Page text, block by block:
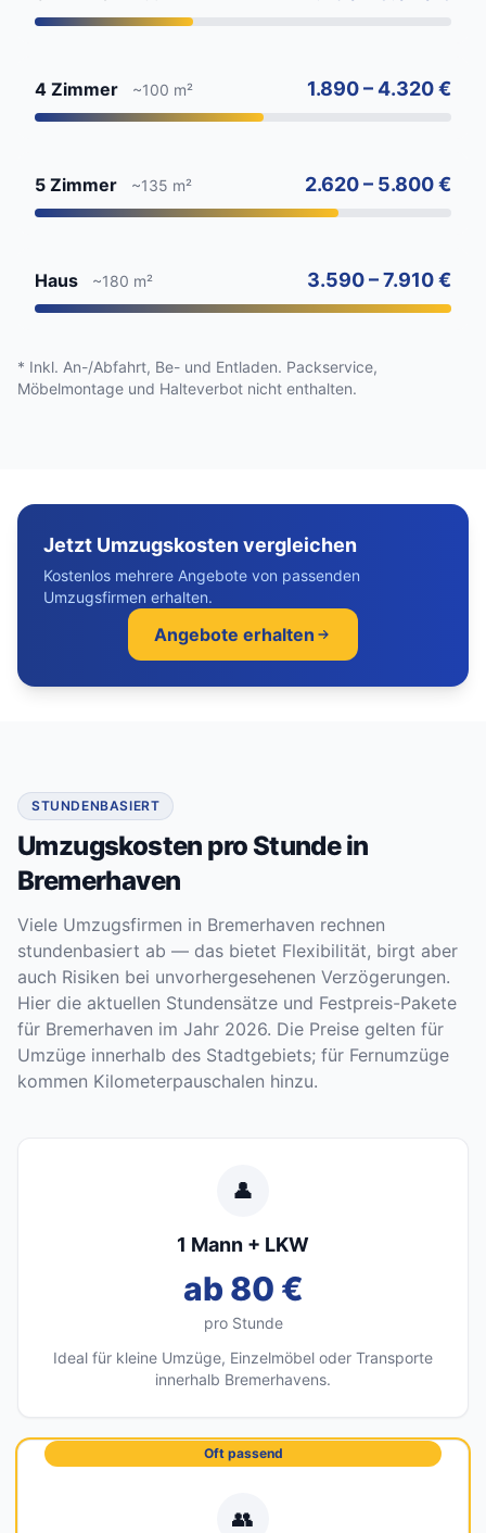
4 Zimmer ~100 m² 1.890 – 4.320 €
5 Zimmer ~135 m² 2.620 – 5.800 €
Haus ~180 m² 3.590 – 7.910 €
* Inkl. An-/Abfahrt, Be- und Entladen. Packservice,
Möbelmontage und Halteverbot nicht enthalten.
Jetzt Umzugskosten vergleichen
Kostenlos mehrere Angebote von passenden
Umzugsfirmen erhalten.
Angebote erhalten
STUNDENBASIERT
Umzugskosten pro Stunde in
Bremerhaven
Viele Umzugsfirmen in Bremerhaven rechnen
stundenbasiert ab — das bietet Flexibilität, birgt aber
auch Risiken bei unvorhergesehenen Verzögerungen.
Hier die aktuellen Stundensätze und Festpreis-Pakete
für Bremerhaven im Jahr 2026. Die Preise gelten für
Umzüge innerhalb des Stadtgebiets; für Fernumzüge
kommen Kilometerpauschalen hinzu.
👤
1 Mann + LKW
ab 80 €
pro Stunde
Ideal für kleine Umzüge, Einzelmöbel oder Transporte
innerhalb Bremerhavens.
Oft passend
👥